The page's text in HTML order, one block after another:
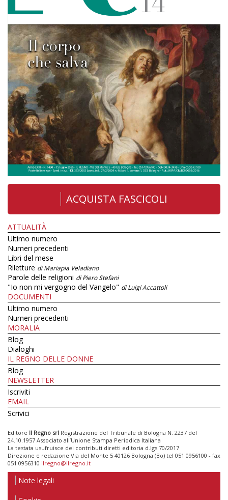
ACQUISTA FASCICOLI
ATTUALITÀ
Ultimo numero
Numeri precedenti
Libri del mese
Riletture di Mariapia Veladiano
Parole delle religioni di Piero Stefani
"Io non mi vergogno del Vangelo" di Luigi Accattoli
DOCUMENTI
Ultimo numero
Numeri precedenti
MORALIA
Blog
Dialoghi
IL REGNO DELLE DONNE
Blog
NEWSLETTER
Iscriviti
EMAIL
Scrivici
Editore Il Regno srl Registrazione del Tribunale di Bologna N. 2237 del
24.10.1957 Associato all’Unione Stampa Periodica Italiana
La testata usufruisce dei contributi diretti editoria d.lgs 70/2017
Direzione e redazione Via del Monte 5 40126 Bologna (Bo) tel 051 0956100 - fax
051 0956310 ilregno@ilregno.it
Note legali